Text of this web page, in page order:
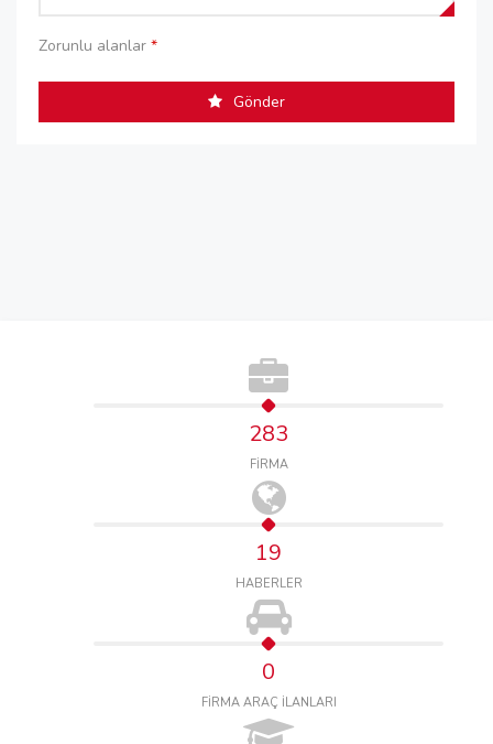
Zorunlu alanlar *
Gönder
283
FİRMA
19
HABERLER
0
FİRMA ARAÇ İLANLARI